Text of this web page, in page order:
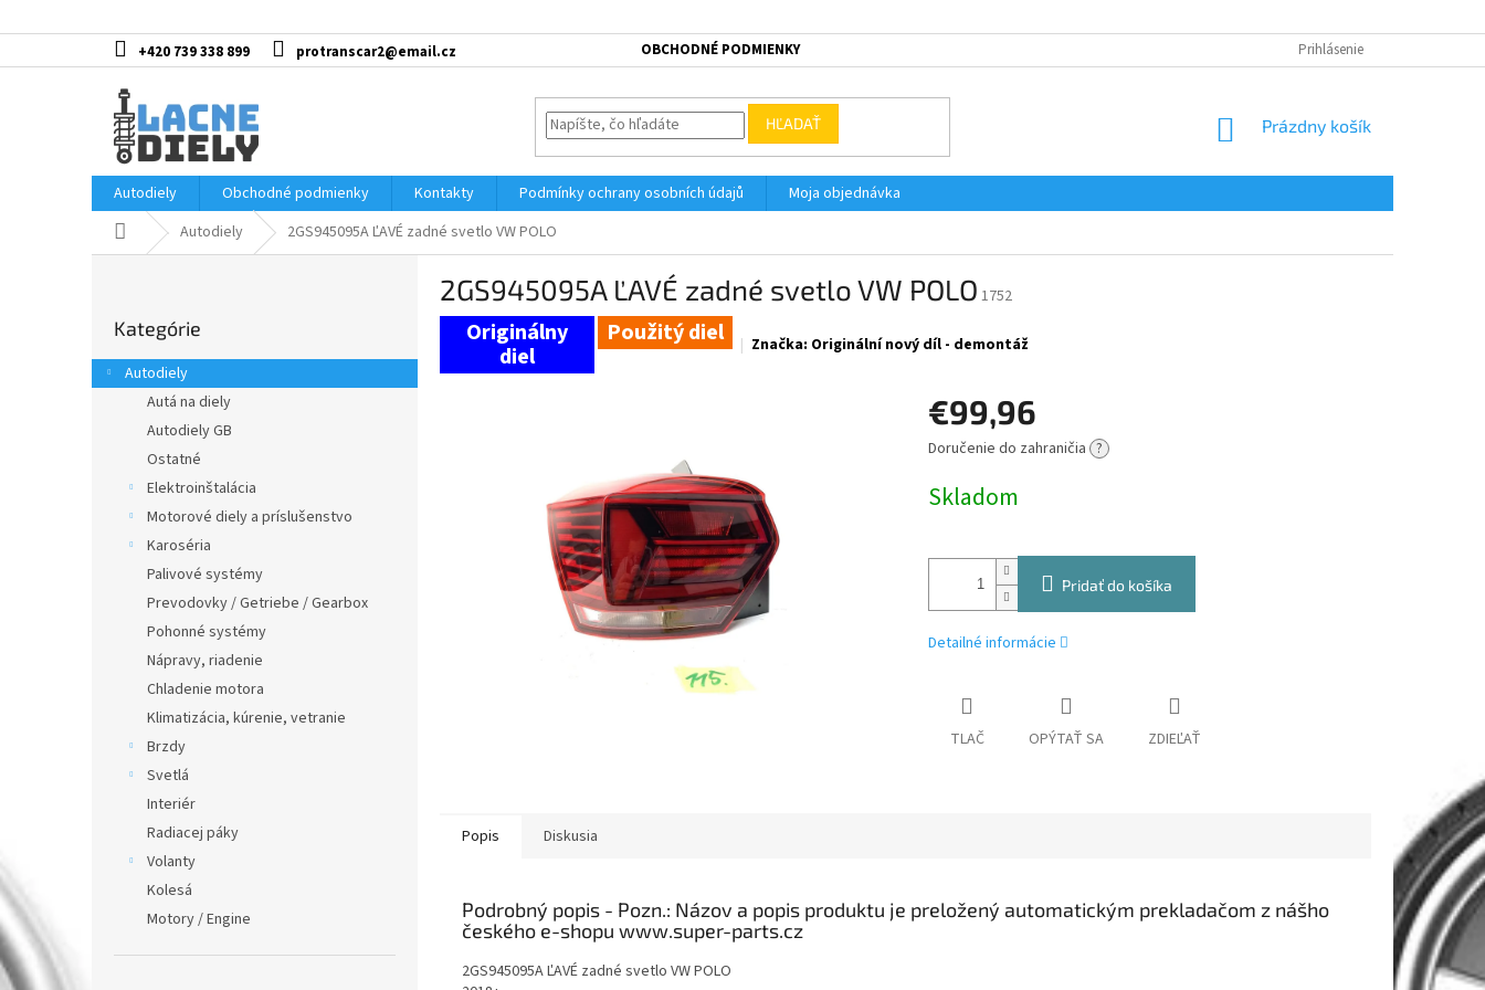
na
+420 739 338 899 protranscar2@email.cz OBCHODNÉ PODMIENKY Prihlásenie
HĽADAŤ
NÁKUPNÝ
Prázdny košík
Autodiely Obchodné podmienky Kontakty Podmínky ochrany osobních údajů
Moja objednávka
DomovAutodiely 2GS945095A ĽAVÉ zadné svetlo VW POLO
ý
p
kategórie
Kategórie
Autodiely
Autá na diely
Autodiely GB
Ostatné
Elektroinštalácia
Motorové diely a príslušenstvo
Karoséria
Palivové systémy
Prevodovky / Getriebe / Gearbox
Pohonné systémy
Nápravy, riadenie
Chladenie motora
Klimatizácia, kúrenie, vetranie
Brzdy
Svetlá
Interiér
Radiacej páky
Volanty
Kolesá
Motory / Engine
2GS945095A ĽAVÉ zadné svetlo VW POLO 1752
Použitý diel Značka: Originální nový díl - demontáž
€99,96
Jednotková
Doručenie do zahraničia ?
Skladom
Pridať do košíka
Detailné informácie
TLAČ OPÝTAŤ SA ZDIEĽAŤ
Popis Diskusia
Podrobný popis
2GS945095A ĽAVÉ zadné svetlo VW POLO